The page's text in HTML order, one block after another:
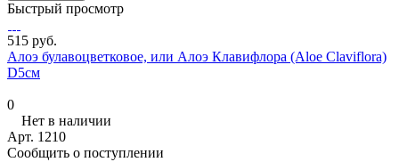
Быстрый просмотр
515 руб.
Алоэ булавоцветковое, или Алоэ Клавифлора (Aloe Claviflora)
D5см
0
Нет в наличии
Арт. 1210
Сообщить о поступлении